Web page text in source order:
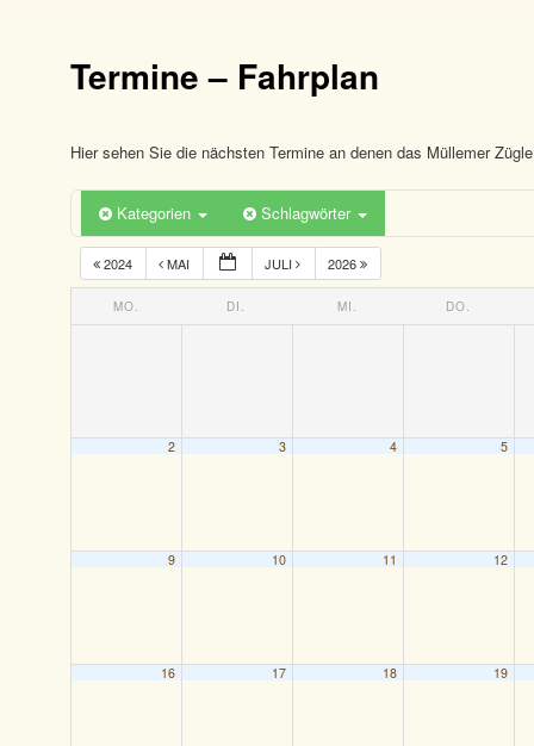
Termine – Fahrplan
Hier sehen Sie die nächsten Termine an denen das Müllemer
Kategorien Schlagwörter
2024 MAI JULI 2026
MO. DI. MI. DO.
2 3 4 5
9 10 11 12
16 17 18 19